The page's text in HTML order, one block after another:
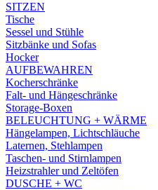
SITZEN
Tische
Sessel und Stühle
Sitzbänke und Sofas
Hocker
AUFBEWAHREN
Kocherschränke
Falt- und Hängeschränke
Storage-Boxen
BELEUCHTUNG + WÄRME
Hängelampen, Lichtschläuche
Laternen, Stehlampen
Taschen- und Stirnlampen
Heizstrahler und Zeltöfen
DUSCHE + WC